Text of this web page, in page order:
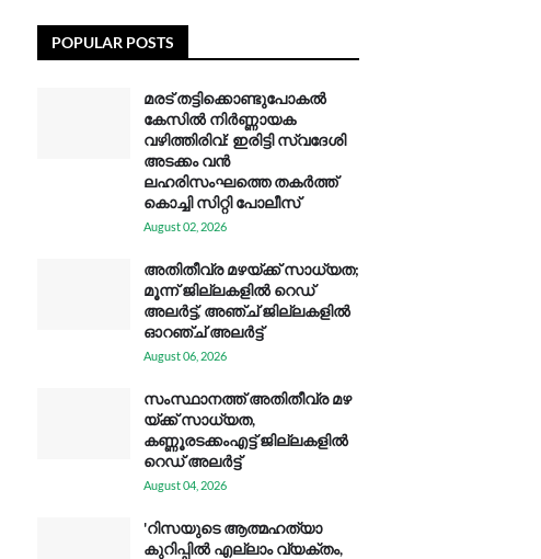
POPULAR POSTS
മരട് തട്ടിക്കൊണ്ടുപോകൽ
കേസിൽ നിർണ്ണായക
വഴിത്തിരിവ്: ഇരിട്ടി സ്വദേശി
അടക്കം വൻ
ലഹരിസംഘത്തെ തകർത്ത്
കൊച്ചി സിറ്റി പോലീസ്
August 02, 2026
അതിതീവ്ര മഴയ്ക്ക് സാധ്യത;
മൂന്ന് ജില്ലകളിൽ റെഡ്
അലർട്ട്, അഞ്ച് ജില്ലകളിൽ
ഓറഞ്ച് അലർട്ട്
August 06, 2026
സം​സ്ഥാ​ന​ത്ത് അ​തി​തീ​വ്ര മ​ഴ​
യ്ക്ക് സാ​ധ്യ​ത,
കണ്ണൂരടക്കംഎ​ട്ട് ജി​ല്ല​ക​ളി​ൽ
റെ​ഡ് അ​ലർ​ട്ട്
August 04, 2026
'റിസയുടെ ആത്മഹത്യാ
കുറിപ്പിൽ എല്ലാം വ്യക്തം,